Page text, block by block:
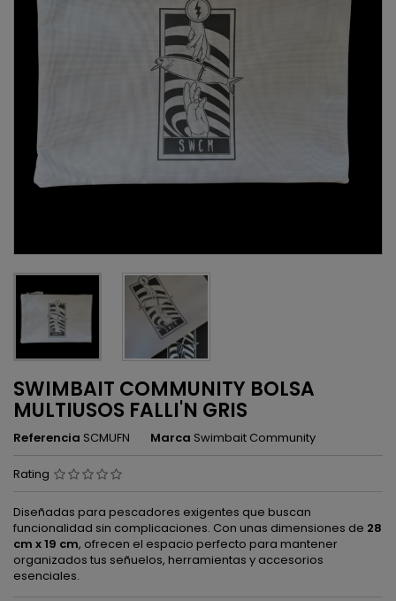
SWIMBAIT COMMUNITY BOLSA
MULTIUSOS FALLI'N GRIS
Referencia SCMUFN Marca Swimbait Community
Rating
Diseñadas para pescadores exigentes que buscan
funcionalidad sin complicaciones. Con unas dimensiones de 28
cm x 19 cm, ofrecen el espacio perfecto para mantener
organizados tus señuelos, herramientas y accesorios
esenciales.